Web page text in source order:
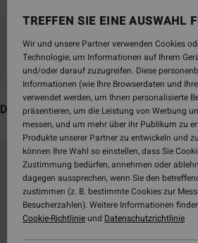
Bleib dabei, die Produkte
Das könnte dir auch gefallen
Direkt
Filterkriterien
springen
Überspringen
filtern
TREFFEN SIE EINE AUSWAHL
Wir und unsere Partner verwenden Cookies
Technologie, um Informationen auf Ihrem
und/oder darauf zuzugreifen. Diese
Informationen (wie Ihre Browserdaten und
verwendet werden, um Ihnen personalisierte
präsentieren, um die Leistung von Werbung
messen, und um mehr über ihr Publikum zu
Produkte unserer Partner zu entwickeln und
können Ihre Wahl so einstellen, dass Sie
Zustimmung bedürfen, annehmen oder
dagegen aussprechen, wenn Sie den
zustimmen (z. B. bestimmte Cookies zur
Besucherzahlen). Weitere Informationen
Cookie-Richtlinieund Datenschutzrichtlinie